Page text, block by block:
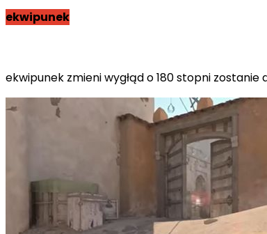
ekwipunek
ekwipunek zmieni wygłąd o 180 stopni